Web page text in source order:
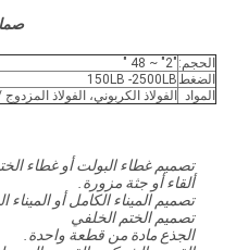
الحجم: "2" ~ 48 "
الضغط150LB -2500LB
المواد
الفولاذ الكربوني، الفولاذ
تصميم غطاء البولت أو غطاء
ألقاء أو جثة مزورة.
تصميم الميناء الكامل أو الميناء
تصميم الختم الخلفي
الجذع مادة من قطعة واحدة.